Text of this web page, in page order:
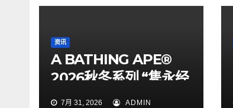
资讯
A BATHING APE®
2026秋冬系列 “隽永经
典”7月 31, 2026 ADMIN